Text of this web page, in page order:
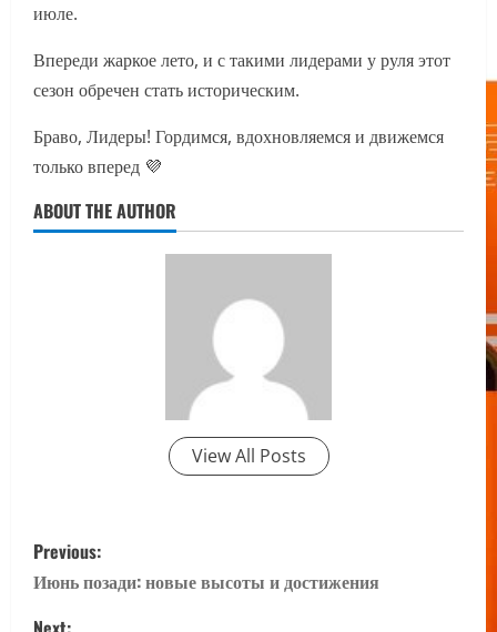
июле.
Впереди жаркое лето, и с такими лидерами у руля этот
сезон обречен стать историческим.
Браво, Лидеры! Гордимся, вдохновляемся и движемся
только вперед 💜
ABOUT THE AUTHOR
View All Posts
P
o
Previous:
Июнь позади: новые высоты и достижения